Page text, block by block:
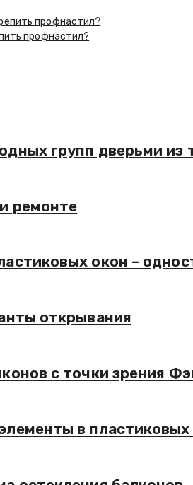
профнастил?
групп дверьми из
ремонте
окон –
открывания
с точки зрения
в пластиковых